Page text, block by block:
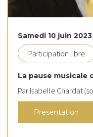
Samedi 10 juin 2023
Participation libre
La pause musicale
Par Isabelle Chardat
Presentation